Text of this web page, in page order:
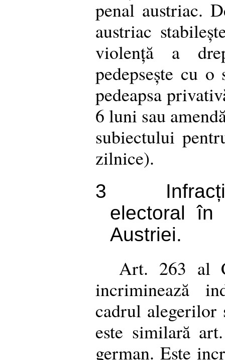
penal austriac.
austriac
violență a
pedepsește cu
pedeapsa
6 luni sau
subiectului
zilnice).
3
electoral în
Austriei.
Art. 263 al
incriminează
cadrul alegerilor
este similară
german. Este